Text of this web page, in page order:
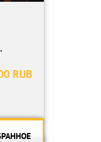
RUB